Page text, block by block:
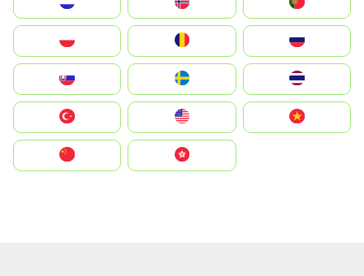
United States
中國香港特別行政區